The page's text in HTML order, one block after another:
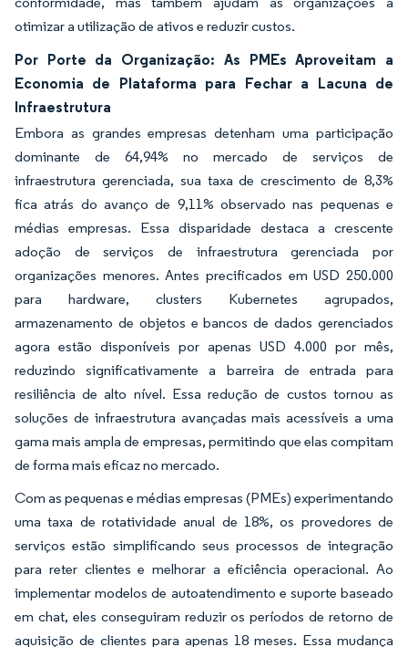
otimizar a utilização de ativos e reduzir custos.
Por Porte da Organização: As PMEs Aproveitam a
Economia de Plataforma para Fechar a Lacuna de
Infraestrutura
Embora as grandes empresas detenham uma participação
dominante de 64,94% no mercado de serviços de
infraestrutura gerenciada, sua taxa de crescimento de 8,3%
fica atrás do avanço de 9,11% observado nas pequenas e
médias empresas. Essa disparidade destaca a crescente
adoção de serviços de infraestrutura gerenciada por
organizações menores. Antes precificados em USD 250.000
para hardware, clusters Kubernetes agrupados,
armazenamento de objetos e bancos de dados gerenciados
agora estão disponíveis por apenas USD 4.000 por mês,
reduzindo significativamente a barreira de entrada para
resiliência de alto nível. Essa redução de custos tornou as
soluções de infraestrutura avançadas mais acessíveis a uma
gama mais ampla de empresas, permitindo que elas compitam
de forma mais eficaz no mercado.
Com as pequenas e médias empresas (PMEs) experimentando
uma taxa de rotatividade anual de 18%, os provedores de
serviços estão simplificando seus processos de integração
para reter clientes e melhorar a eficiência operacional. Ao
implementar modelos de autoatendimento e suporte baseado
em chat, eles conseguiram reduzir os períodos de retorno de
aquisição de clientes para apenas 18 meses. Essa mudança